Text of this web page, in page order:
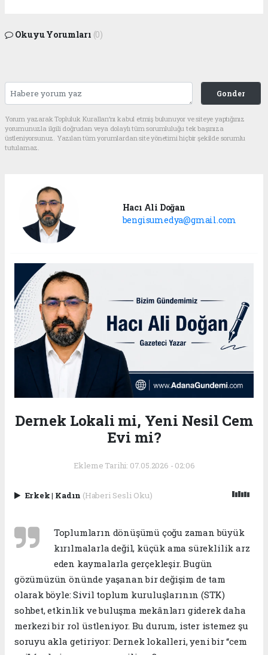
Okuyu Yorumları (0)
Gonder
Yorum yazarak Topluluk Kuralları’nı kabul etmiş bulunuyor ve siteye yaptığınız
yorumunuzla ilgili doğrudan veya dolaylı tüm sorumluluğu tek başınıza
üstleniyorsunuz. Yazılan tüm yorumlardan site yönetimi hiçbir şekilde sorumlu
tutulamaz.
Hacı Ali Doğan
bengisumedya@gmail.com
Dernek Lokali mi, Yeni Nesil Cem
Evi mi?
Ekleme Tarihi: 07.05.2026 - 02:06
Erkek| Kadın (Haberi Sesli Oku)
Toplumların dönüşümü çoğu zaman büyük
kırılmalarla değil, küçük ama süreklilik arz
eden kaymalarla gerçekleşir. Bugün
gözümüzün önünde yaşanan bir değişim de tam
olarak böyle: Sivil toplum kuruluşlarının (STK)
sohbet, etkinlik ve buluşma mekânları giderek daha
merkezi bir rol üstleniyor. Bu durum, ister istemez şu
soruyu akla getiriyor: Dernek lokalleri, yeni bir “cem